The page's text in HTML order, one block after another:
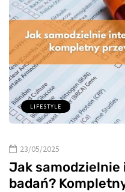
LIFESTYLE
23/05/2025
Jak
badań?